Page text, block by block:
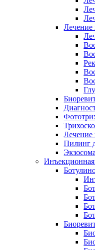
Лечение
Лечение
Пилинг
Инъекционная